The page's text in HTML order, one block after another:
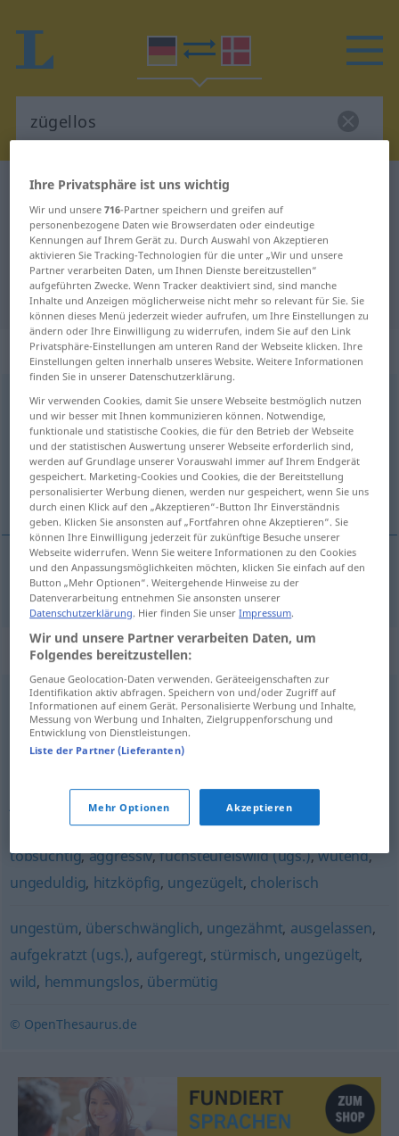
Deutsch-Dänisch Wörterbuch
Deutsch-Dänisch Übersetzung für
"zügellos"
"zügellos" Dänisch Übersetzung
„zügellos“
zügellos <-est>
Übersicht aller Übersetzungen
(Für mehr Details die Übersetzung anklicken/antippen)
tøjlesløs
tøjlesløs zügellos
Synonyme für "zügellos"
zuchtlos,ausschweifend, wild,hemmungslos
verführerisch,geil (ugs.),sinnlich
reizbar,aufbrausend ,zornig,impulsiv
unbeherrscht,ungehalten (geh.),wutentbrannt
tobsüchtig,aggressiv,fuchsteufelswild (ugs.),wütend,
ungeduldig, hitzköpfig, ungezügelt, cholerisch
ungestüm, überschwänglich, ungezähmt, ausgelassen,
aufgekratzt (ugs.), aufgeregt, stürmisch, ungezügelt,
wild, hemmungslos, übermütig
© OpenThesaurus.de
Ihre Privatsphäre ist uns wichtig
Wir und unsere716-Partner speichern und greifen auf
personenbezogene Daten wie Browserdaten oder eindeutige
Kennungen auf Ihrem Gerät zu. Durch Auswahl von Akzeptieren
aktivieren Sie Tracking-Technologien für die unter „Wir und unsere
Partner verarbeiten Daten, um Ihnen Dienste bereitzustellen“
aufgeführten Zwecke. Wenn Tracker deaktiviert sind, sind manche
Inhalte und Anzeigen möglicherweise nicht mehr so relevant für Sie. Sie
können dieses Menü jederzeit wieder aufrufen, um Ihre Einstellungen zu
ändern oder Ihre Einwilligung zu widerrufen, indem Sie auf den Link
Privatsphäre-Einstellungen am unteren Rand der Webseite klicken. Ihre
Einstellungen gelten innerhalb unseres Website. Weitere Informationen
finden Sie in unserer Datenschutzerklärung.
Wir verwenden Cookies, damit Sie unsere Webseite bestmöglich nutzen
und wir besser mit Ihnen kommunizieren können. Notwendige,
funktionale und statistische Cookies, die für den Betrieb der Webseite
und der statistischen Auswertung unserer Webseite erforderlich sind,
werden auf Grundlage unserer Vorauswahl immer auf Ihrem Endgerät
gespeichert. Marketing-Cookies und Cookies, die der Bereitstellung
personalisierter Werbung dienen, werden nur gespeichert, wenn Sie uns
durch einen Klick auf den „Akzeptieren“-Button Ihr Einverständnis
geben. Klicken Sie ansonsten auf „Fortfahren ohne Akzeptieren“. Sie
können Ihre Einwilligung jederzeit für zukünftige Besuche unserer
Webseite widerrufen. Wenn Sie weitere Informationen zu den Cookies
und den Anpassungsmöglichkeiten möchten, klicken Sie einfach auf den
Button „Mehr Optionen“. Weitergehende Hinweise zu der
Datenverarbeitung entnehmen Sie ansonsten unserer
Datenschutzerklärung. Hier finden Sie unserImpressum.
Wir und unsere Partner verarbeiten Daten, um
Folgendes bereitzustellen:
Genaue Geolocation-Daten verwenden. Geräteeigenschaften zur
Identifikation aktiv abfragen. Speichern von und/oder Zugriff auf
Informationen auf einem Gerät. Personalisierte Werbung und Inhalte,
Messung von Werbung und Inhalten, Zielgruppenforschung und
Entwicklung von Dienstleistungen.
Liste der Partner (Lieferanten)
Mehr Optionen Akzeptieren